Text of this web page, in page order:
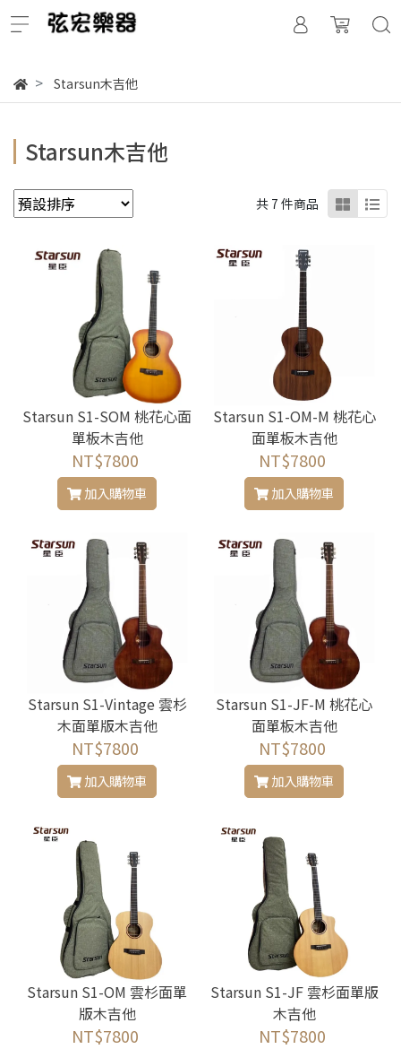
Starsun木吉他
Starsun木吉他
共 7 件商品
Starsun S1-SOM 桃花心面
單板木吉他
NT$7800
加入購物車
Starsun S1-OM-M 桃花心
面單板木吉他
NT$7800
加入購物車
Starsun S1-Vintage 雲杉
木面單版木吉他
NT$7800
加入購物車
Starsun S1-JF-M 桃花心
面單板木吉他
NT$7800
加入購物車
Starsun S1-OM 雲杉面單
版木吉他
NT$7800
Starsun S1-JF 雲杉面單版
木吉他
NT$7800